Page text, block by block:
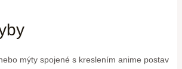
mýty spojené s kreslením anime postav